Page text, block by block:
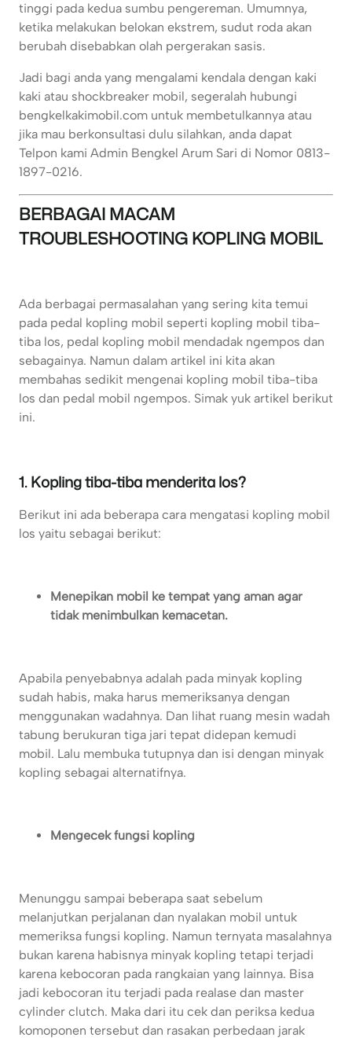
tinggi pada kedua sumbu pengereman. Umumnya,
ketika melakukan belokan ekstrem, sudut roda akan
berubah disebabkan olah pergerakan sasis.
Jadi bagi anda yang mengalami kendala dengan kaki
kaki atau shockbreaker mobil, segeralah hubungi
bengkelkakimobil.com untuk membetulkannya atau
jika mau berkonsultasi dulu silahkan, anda dapat
Telpon kami Admin Bengkel Arum Sari di Nomor 0813-
1897-0216.
BERBAGAI MACAM
TROUBLESHOOTING KOPLING MOBIL
Ada berbagai permasalahan yang sering kita temui
pada pedal kopling mobil seperti kopling mobil tiba-
tiba los, pedal kopling mobil mendadak ngempos dan
sebagainya. Namun dalam artikel ini kita akan
membahas sedikit mengenai kopling mobil tiba-tiba
los dan pedal mobil ngempos. Simak yuk artikel berikut
ini.
1. Kopling tiba-tiba menderita los?
Berikut ini ada beberapa cara mengatasi kopling mobil
los yaitu sebagai berikut:
Menepikan mobil ke tempat yang aman agar
tidak menimbulkan kemacetan.
Apabila penyebabnya adalah pada minyak kopling
sudah habis, maka harus memeriksanya dengan
menggunakan wadahnya. Dan lihat ruang mesin wadah
tabung berukuran tiga jari tepat didepan kemudi
mobil. Lalu membuka tutupnya dan isi dengan minyak
kopling sebagai alternatifnya.
Mengecek fungsi kopling
Menunggu sampai beberapa saat sebelum
melanjutkan perjalanan dan nyalakan mobil untuk
memeriksa fungsi kopling. Namun ternyata masalahnya
bukan karena habisnya minyak kopling tetapi terjadi
karena kebocoran pada rangkaian yang lainnya. Bisa
jadi kebocoran itu terjadi pada realase dan master
cylinder clutch. Maka dari itu cek dan periksa kedua
komoponen tersebut dan rasakan perbedaan jarak